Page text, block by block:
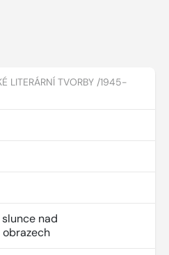
LITERÁRNÍ TVORBY /1945-
nad